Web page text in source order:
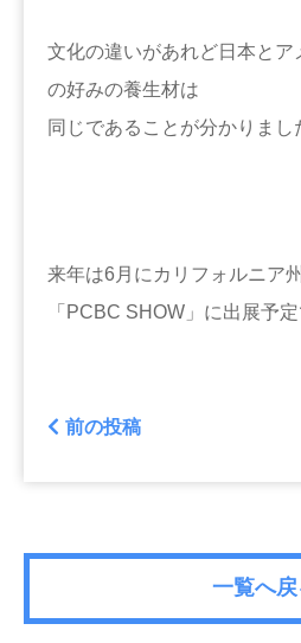
文化の違いがあれど日本と
の好みの養生材は
同じであることが分かりまし
来年は6月にカリフォルニア
「PCBC SHOW」に出展予定
前の投稿
一覧へ戻